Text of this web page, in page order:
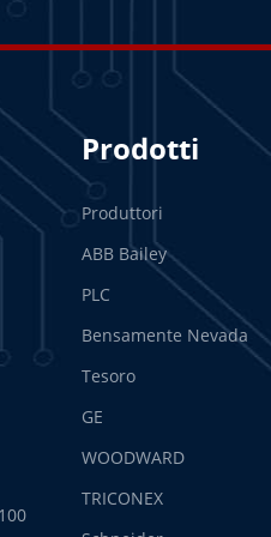
Prodotti
Produttori
ABB Bailey
PLC
Bensamente Nevada
Tesoro
GE
WOODWARD
TRICONEX